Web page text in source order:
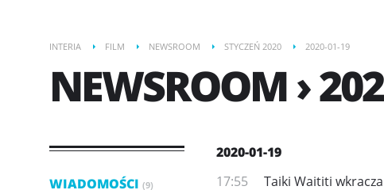
INTERIA FILM NEWSROOM STYCZEŃ 2020 2020-01-19
NEWSROOM ›
WIADOMOŚCI (9)
2020-01-19
17:55
Taiki Waititi